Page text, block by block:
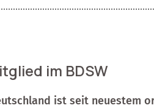
im BDSW
ist seit neuestem